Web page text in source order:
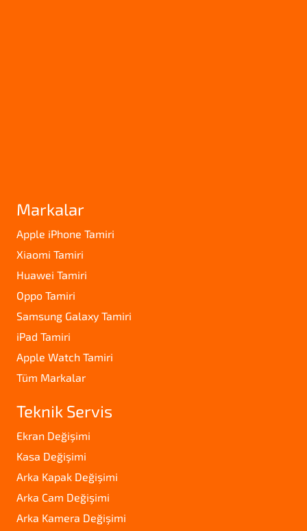
Markalar
Apple iPhone Tamiri
Xiaomi Tamiri
Huawei Tamiri
Oppo Tamiri
Samsung Galaxy Tamiri
iPad Tamiri
Apple Watch Tamiri
Tüm Markalar
Teknik Servis
Ekran Değişimi
Kasa Değişimi
Arka Kapak Değişimi
Arka Cam Değişimi
Arka Kamera Değişimi